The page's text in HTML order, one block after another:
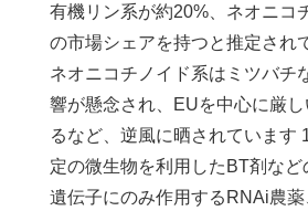
有機リン系が約20%、ネオニコ
の市場シェアを持つと推定され
ネオニコチノイド系はミツバチ
響が懸念され、EUを中心に厳
るなど、逆風に晒されています
定の微生物を利用したBT剤な
遺伝子にのみ作用するRNAi農